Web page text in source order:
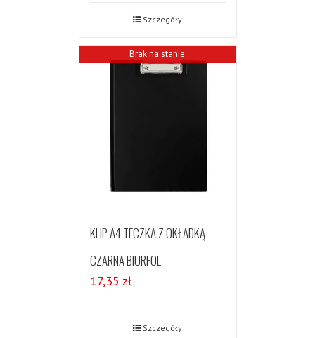
Szczegóły
Brak na stanie
KLIP A4 TECZKA Z OKŁADKĄ
CZARNA BIURFOL
17,35 zł
Szczegóły